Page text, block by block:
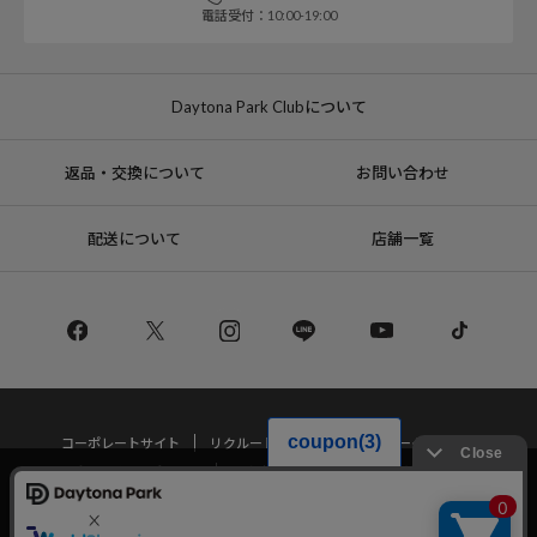
電話受付：10:00-19:00
Daytona Park Clubについて
返品・交換について お問い合わせ
配送について 店舗一覧
コーポレートサイト リクルート
サステナブルマークについて
プライバシーポリシー
特定商取引法・古物営業法に基づく表記
当サイトでは利用体験の向上およびコンテンツの最適な提供、トラフィック
の分析を目的としてCookieを使用しています。